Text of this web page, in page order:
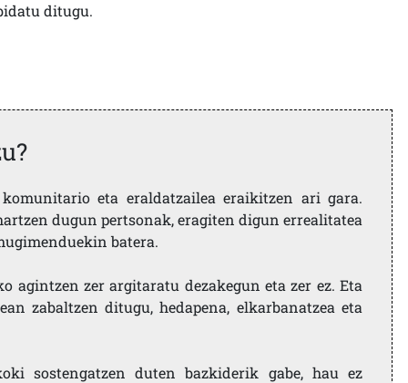
ditugu.
eta eraldatzailea eraikitzen ari gara.
dugun pertsonak, eragiten digun errealitatea
batera.
agintzen zer argitaratu dezakegun eta zer ez. Eta
zabaltzen ditugu, hedapena, elkarbanatzea eta
sostengatzen duten bazkiderik gabe, hau ez